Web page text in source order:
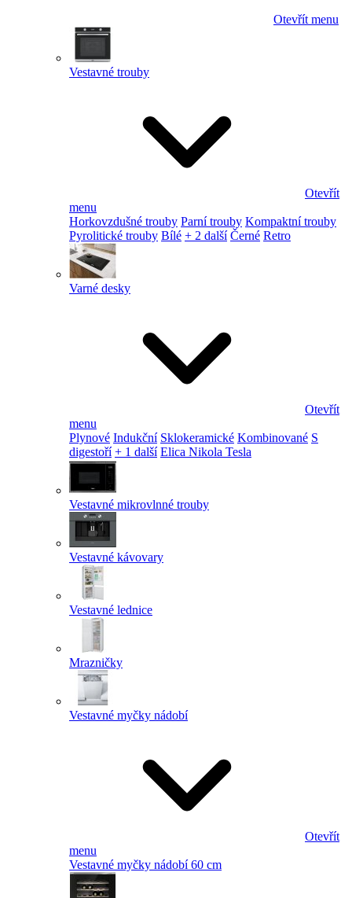
Otevřít menu
Vestavné trouby
Otevřít
menu
Horkovzdušné trouby Parní trouby Kompaktní trouby
Pyrolitické trouby Bílé + 2 další Černé Retro
Varné desky
Otevřít
menu
Plynové Indukční Sklokeramické Kombinované S
digestoří + 1 další Elica Nikola Tesla
Vestavné mikrovlnné trouby
Vestavné kávovary
Vestavné lednice
Mrazničky
Vestavné myčky nádobí
Otevřít
menu
Vestavné myčky nádobí 60 cm